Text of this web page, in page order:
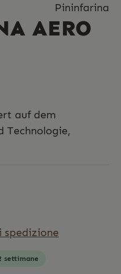
Pininfarina
AERO
auf dem
Technologie,
spedizione
settimane